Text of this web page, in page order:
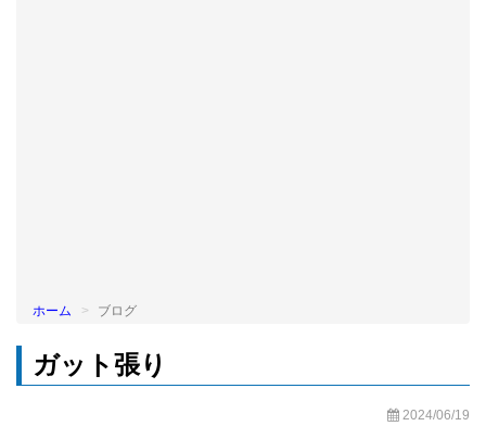
ホーム ブログ
ガット張り
2024/06/19